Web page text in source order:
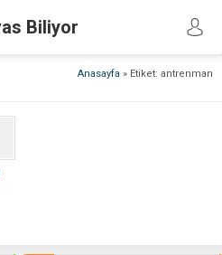
Anasayfa » Etiket: antrenman